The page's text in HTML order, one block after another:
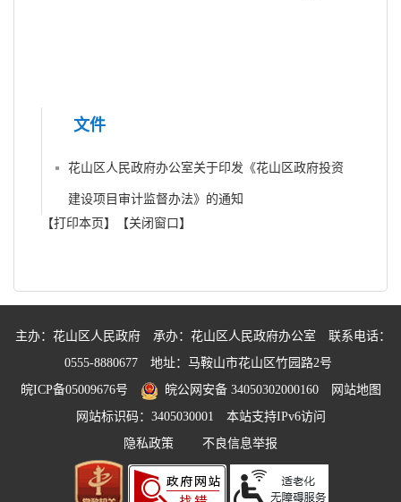
文件
花山区人民政府办公室关于印发《花山区政府投资
建设项目审计监督办法》的通知
【打印本页】
【关闭窗口】
主办：花山区人民政府 承办：花山区人民政府办公室
联系电话：
0555-8880677
地址：马鞍山市花山区竹园路2号
皖ICP备05009676号
皖公网安备 34050302000160
网站地图
网站标识码：3405030001
本站支持IPv6访问
隐私政策
不良信息举报